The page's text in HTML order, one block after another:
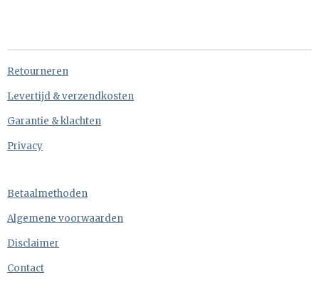
Retourneren
Levertijd & verzendkosten
Garantie & klachten
Privacy
Betaalmethoden
Algemene voorwaarden
Disclaimer
Contact